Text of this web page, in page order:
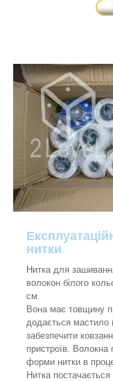
нитки
Нитка для
волокон білого
см.
Вона має товщину
додається мастило
забезпечити
пристроїв. Волокна
форми нитки в
Нитка